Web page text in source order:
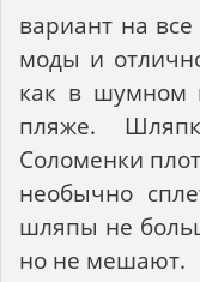
вариант на
моды и
как в шумном
пляже.
Соломенки
необычно
шляпы не
но не мешают.